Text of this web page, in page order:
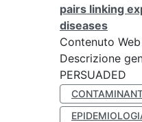
pairs linking
diseases
Contenuto Web
Descrizione
PERSUADED